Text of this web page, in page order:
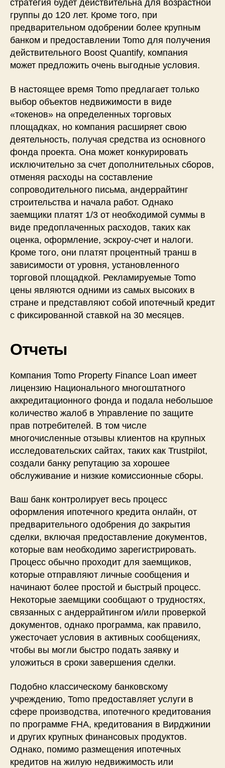
стратегия будет действительна для возрастной
группы до 120 лет. Кроме того, при
предварительном одобрении более крупным
банком и предоставлении Tomo для получения
действительного Boost Quantify, компания
может предложить очень выгодные условия.
В настоящее время Tomo предлагает только
выбор объектов недвижимости в виде
«токенов» на определенных торговых
площадках, но компания расширяет свою
деятельность, получая средства из основного
фонда проекта. Она может конкурировать
исключительно за счет дополнительных сборов,
отменяя расходы на составление
сопроводительного письма, андеррайтинг
строительства и начала работ. Однако
заемщики платят 1/3 от необходимой суммы в
виде предоплаченных расходов, таких как
оценка, оформление, эскроу-счет и налоги.
Кроме того, они платят процентный транш в
зависимости от уровня, установленного
торговой площадкой. Рекламируемые Tomo
цены являются одними из самых высоких в
стране и представляют собой ипотечный кредит
с фиксированной ставкой на 30 месяцев.
Отчеты
Компания Tomo Property Finance Loan имеет
лицензию Национального многоштатного
аккредитационного фонда и подала небольшое
количество жалоб в Управление по защите
прав потребителей. В том числе
многочисленные отзывы клиентов на крупных
исследовательских сайтах, таких как Trustpilot,
создали банку репутацию за хорошее
обслуживание и низкие комиссионные сборы.
Ваш банк контролирует весь процесс
оформления ипотечного кредита онлайн, от
предварительного одобрения до закрытия
сделки, включая предоставление документов,
которые вам необходимо зарегистрировать.
Процесс обычно проходит для заемщиков,
которые отправляют личные сообщения и
начинают более простой и быстрый процесс.
Некоторые заемщики сообщают о трудностях,
связанных с андеррайтингом и/или проверкой
документов, однако программа, как правило,
ужесточает условия в активных сообщениях,
чтобы вы могли быстро подать заявку и
уложиться в сроки завершения сделки.
Подобно классическому банковскому
учреждению, Tomo предоставляет услуги в
сфере производства, ипотечного кредитования
по программе FHA, кредитования в Вирджинии
и других крупных финансовых продуктов.
Однако, помимо размещения ипотечных
кредитов на жилую недвижимость или